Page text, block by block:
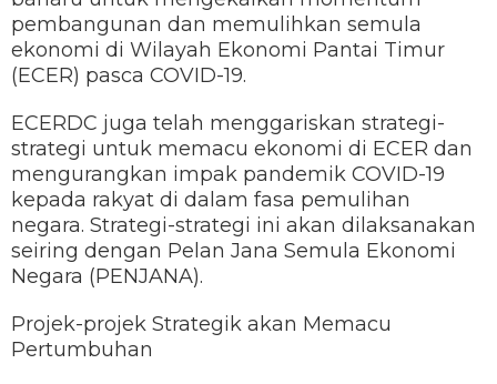
pembangunan dan memulihkan semula
ekonomi di Wilayah Ekonomi Pantai Timur
(ECER) pasca COVID-19.
ECERDC juga telah menggariskan strategi-
strategi untuk memacu ekonomi di ECER dan
mengurangkan impak pandemik COVID-19
kepada rakyat di dalam fasa pemulihan
negara. Strategi-strategi ini akan dilaksanakan
seiring dengan Pelan Jana Semula Ekonomi
Negara (PENJANA).
Projek-projek Strategik akan Memacu
Pertumbuhan